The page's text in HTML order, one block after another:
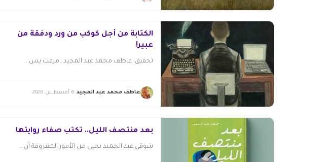
الكتابة من أجل كوكب من ورد ودفقة من
عبير!
تحقيق: عاطف محمد عبد المجيد ـ مرفت يس...
عاطف محمد عبد المجيد 6 أغسطس 2026
بعد منتصف الليل.. تكتب صفاء روايتها
شوقي عبد الحميد يحيى من الأمور المعروفة أن...